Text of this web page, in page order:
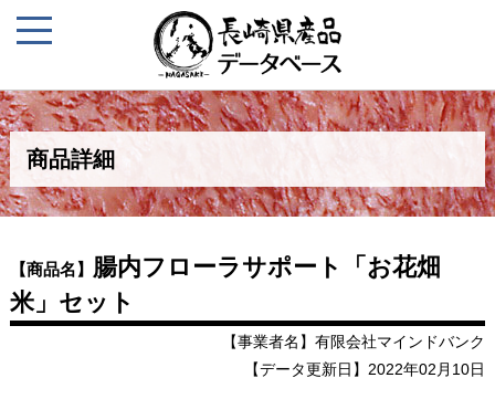
商品詳細
【商品名】 腸内フローラサポート「お花畑
米」セット
【事業者名】有限会社マインドバンク
【データ更新日】2022年02月10日